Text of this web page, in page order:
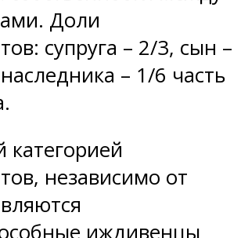
Доли
супруга – 2/3, сын –
– 1/6 часть
независимо от
иждивенцы